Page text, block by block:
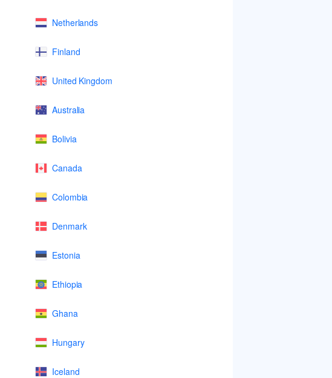
Netherlands
Finland
United Kingdom
Australia
Bolivia
Canada
Colombia
Denmark
Estonia
Ethiopia
Ghana
Hungary
Iceland